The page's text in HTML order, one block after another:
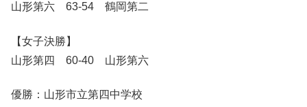
山形第六 63-54 鶴岡第二
【女子決勝】
山形第四 60-40 山形第六
優勝：山形市立第四中学校